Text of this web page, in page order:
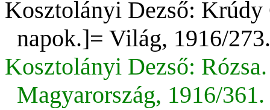
Kosztolányi Dezső:
napok.]= Világ, 1916/
Kosztolányi Dezső:
Magyarország, 1916/